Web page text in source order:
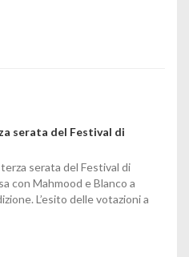
serata del Festival di
serata del Festival di
con Mahmood e Blanco a
L’esito delle votazioni a